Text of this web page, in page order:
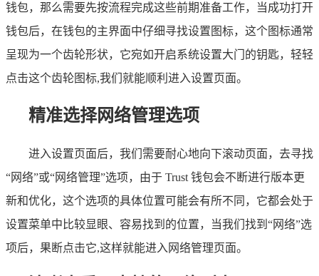
钱包，那么需要先按流程完成这些前期准备工作，当成功打开
钱包后，在钱包的主界面中仔细寻找设置图标，这个图标通常
呈现为一个齿轮形状，它宛如开启系统设置大门的钥匙，轻轻
点击这个齿轮图标,我们就能顺利进入设置页面。
精准选择网络管理选项
进入设置页面后，我们需要耐心地向下滚动页面，去寻找
“网络”或“网络管理”选项，由于 Trust 钱包会不断进行版本更
新和优化，这个选项的具体位置可能会有所不同，它都会处于
设置菜单中比较显眼、容易找到的位置，当我们找到“网络”选
项后，果断点击它,这样就能进入网络管理页面。